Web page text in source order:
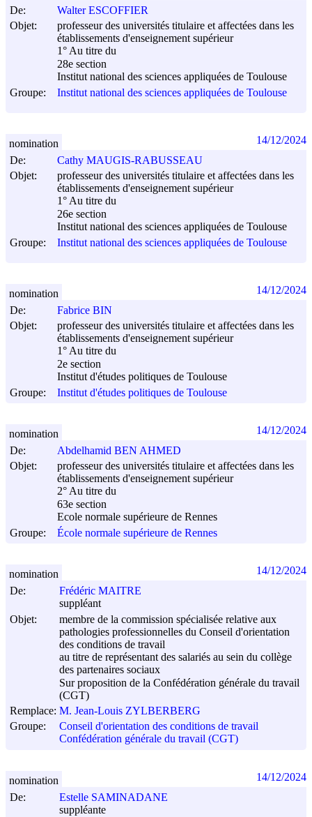
De:
Walter ESCOFFIER
Objet:
professeur des universités titulaire et affectées dans les
établissements d'enseignement supérieur
1° Au titre du
28e section
Institut national des sciences appliquées de Toulouse
Groupe:
Institut national des sciences appliquées de Toulouse
De:
Cathy MAUGIS-RABUSSEAU
Objet:
professeur des universités titulaire et affectées dans les
établissements d'enseignement supérieur
1° Au titre du
26e section
Institut national des sciences appliquées de Toulouse
Groupe:
Institut national des sciences appliquées de Toulouse
nomination 14/12/2024
De:
Fabrice BIN
Objet:
professeur des universités titulaire et affectées dans les
établissements d'enseignement supérieur
1° Au titre du
2e section
Institut d'études politiques de Toulouse
Groupe:
Institut d'études politiques de Toulouse
nomination 14/12/2024
De:
Abdelhamid BEN AHMED
Objet:
professeur des universités titulaire et affectées dans les
établissements d'enseignement supérieur
2° Au titre du
63e section
Ecole normale supérieure de Rennes
Groupe:
École normale supérieure de Rennes
nomination 14/12/2024
De:
Frédéric MAITRE
suppléant
Objet:
membre de la commission spécialisée relative aux
pathologies professionnelles du Conseil d'orientation
des conditions de travail
au titre de représentant des salariés au sein du collège
des partenaires sociaux
Sur proposition de la Confédération générale du travail
(CGT)
Remplace: M. Jean-Louis ZYLBERBERG
Groupe:
Conseil d'orientation des conditions de travail
Confédération générale du travail (CGT)
nomination 14/12/2024
De:
Estelle SAMINADANE
suppléante
nomination 14/12/2024